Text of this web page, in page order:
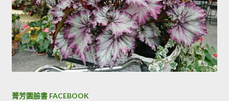
菁芳園臉書 FACEBOOK